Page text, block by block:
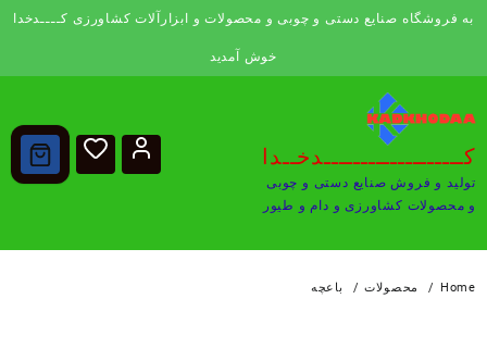
به فروشگاه صنایع دستی و چوبی و محصولات و ابزارآلات کشاورزی کــــدخدا
خوش آمدید
کـــــــــــــــــــدخــدا
تولید و فروش صنایع دستی و چوبی
و محصولات کشاورزی و دام و طیور
Home محصولات باعچه